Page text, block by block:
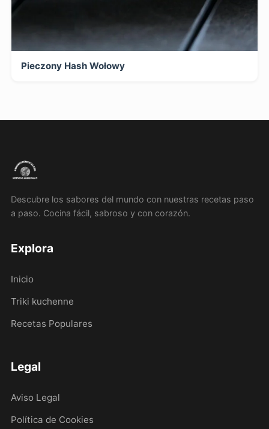
Pieczony Hash Wołowy
Descubre los sabores del mundo con nuestras recetas paso
a paso. Cocina fácil, sabroso y con corazón.
Explora
Inicio
Triki kuchenne
Recetas Populares
Legal
Aviso Legal
Política de Cookies